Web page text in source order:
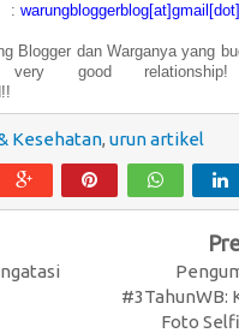
Blogger dan Warganya yang
good relationship!
Kesehatan, urun artikel
#3TahunWB:
Foto